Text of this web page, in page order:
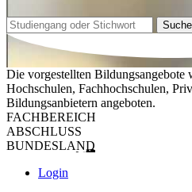
Die vorgestellten Bildungsangebote
Hochschulen, Fachhochschulen,
Bildungsanbietern angeboten.
FACHBEREICH
ABSCHLUSS
BUNDESLAND
Login